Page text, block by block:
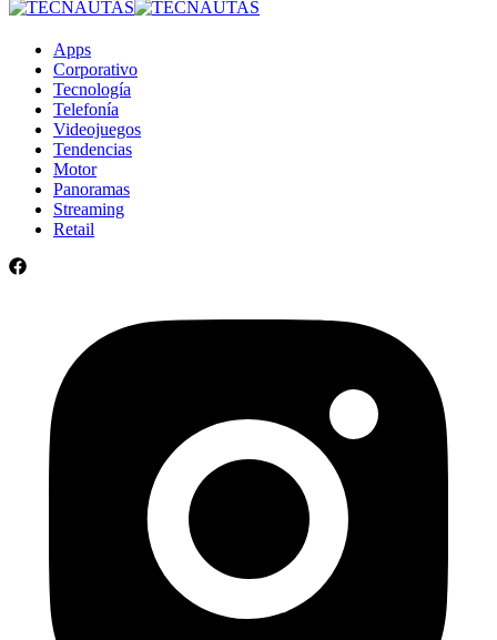
Apps
Corporativo
Tecnología
Telefonía
Videojuegos
Tendencias
Motor
Panoramas
Streaming
Retail